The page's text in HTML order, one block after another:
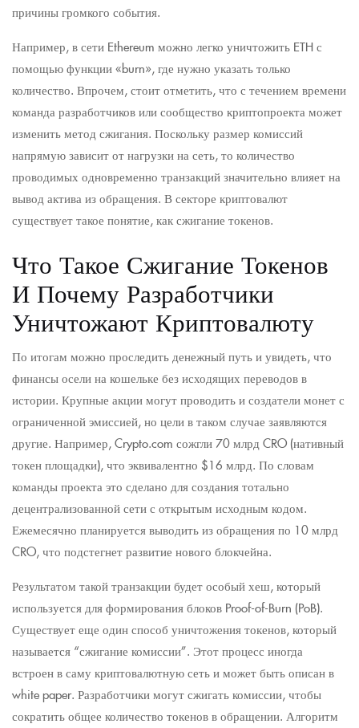
причины громкого события.
Например, в сети Ethereum можно легко уничтожить ETH с
помощью функции «burn», где нужно указать только
количество. Впрочем, стоит отметить, что с течением времени
команда разработчиков или сообщество криптопроекта может
изменить метод сжигания. Поскольку размер комиссий
напрямую зависит от нагрузки на сеть, то количество
проводимых одновременно транзакций значительно влияет на
вывод актива из обращения. В секторе криптовалют
существует такое понятие, как сжигание токенов.
Что Такое Сжигание Токенов
И Почему Разработчики
Уничтожают Криптовалюту
По итогам можно проследить денежный путь и увидеть, что
финансы осели на кошельке без исходящих переводов в
истории. Крупные акции могут проводить и создатели монет с
ограниченной эмиссией, но цели в таком случае заявляются
другие. Например, Crypto.com сожгли 70 млрд CRO (нативный
токен площадки), что эквивалентно $16 млрд. По словам
команды проекта это сделано для создания тотально
децентрализованной сети с открытым исходным кодом.
Ежемесячно планируется выводить из обращения по 10 млрд
CRO, что подстегнет развитие нового блокчейна.
Результатом такой транзакции будет особый хеш, который
используется для формирования блоков Proof-of-Burn (PoB).
Существует еще один способ уничтожения токенов, который
называется “сжигание комиссии”. Этот процесс иногда
встроен в саму криптовалютную сеть и может быть описан в
white paper. Разработчики могут сжигать комиссии, чтобы
сократить общее количество токенов в обращении. Алгоритм